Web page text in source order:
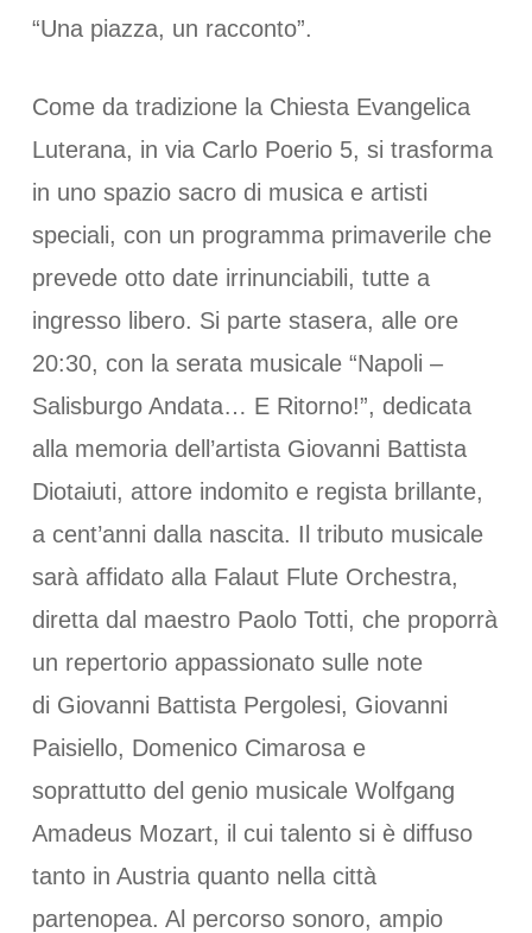
“Una piazza, un racconto”.
Come da tradizione la Chiesta Evangelica
Luterana, in via Carlo Poerio 5, si trasforma
in uno spazio sacro di musica e artisti
speciali, con un programma primaverile che
prevede otto date irrinunciabili, tutte a
ingresso libero. Si parte stasera, alle ore
20:30, con la serata musicale “Napoli –
Salisburgo Andata… E Ritorno!”, dedicata
alla memoria dell’artista Giovanni Battista
Diotaiuti, attore indomito e regista brillante,
a cent’anni dalla nascita. Il tributo musicale
sarà affidato alla Falaut Flute Orchestra,
diretta dal maestro Paolo Totti, che proporrà
un repertorio appassionato sulle note
di Giovanni Battista Pergolesi, Giovanni
Paisiello, Domenico Cimarosa e
soprattutto del genio musicale Wolfgang
Amadeus Mozart, il cui talento si è diffuso
tanto in Austria quanto nella città
partenopea. Al percorso sonoro, ampio